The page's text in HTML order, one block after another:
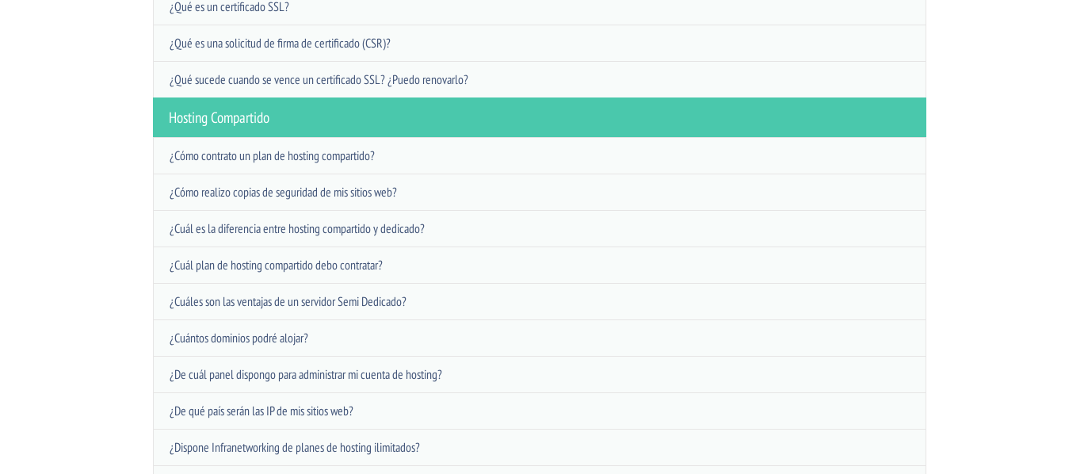
¿Qué es un certificado SSL?
¿Qué es una solicitud de firma de certificado (CSR)?
¿Qué sucede cuando se vence un certificado SSL? ¿Puedo renovarlo?
Hosting Compartido
¿Cómo contrato un plan de hosting compartido?
¿Cómo realizo copias de seguridad de mis sitios web?
¿Cuál es la diferencia entre hosting compartido y dedicado?
¿Cuál plan de hosting compartido debo contratar?
¿Cuáles son las ventajas de un servidor Semi Dedicado?
¿Cuántos dominios podré alojar?
¿De cuál panel dispongo para administrar mi cuenta de hosting?
¿De qué país serán las IP de mis sitios web?
¿Dispone Infranetworking de planes de hosting ilimitados?